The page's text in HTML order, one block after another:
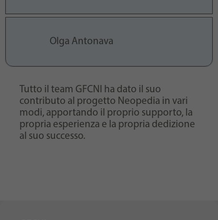
Olga Antonava
Tutto il team GFCNI ha dato il suo
contributo al progetto Neopedia in vari
modi, apportando il proprio supporto, la
propria esperienza e la propria dedizione
al suo successo.